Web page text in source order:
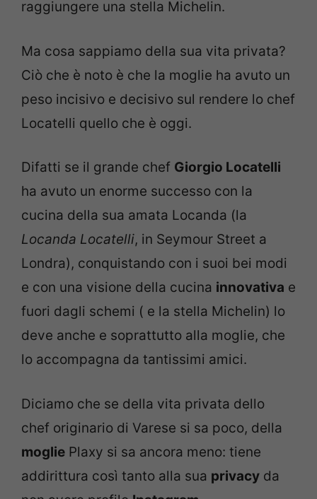
raggiungere una stella Michelin.
Ma cosa sappiamo della sua vita privata?
Ciò che è noto è che la moglie ha avuto un
peso incisivo e decisivo sul rendere lo chef
Locatelli quello che è oggi.
Difatti se il grande chef Giorgio Locatelli
ha avuto un enorme successo con la
cucina della sua amata Locanda (la
Locanda Locatelli, in Seymour Street a
Londra), conquistando con i suoi bei modi
e con una visione della cucina innovativa e
fuori dagli schemi ( e la stella Michelin) lo
deve anche e soprattutto alla moglie, che
lo accompagna da tantissimi amici.
Diciamo che se della vita privata dello
chef originario di Varese si sa poco, della
moglie Plaxy si sa ancora meno: tiene
addirittura così tanto alla sua privacy da